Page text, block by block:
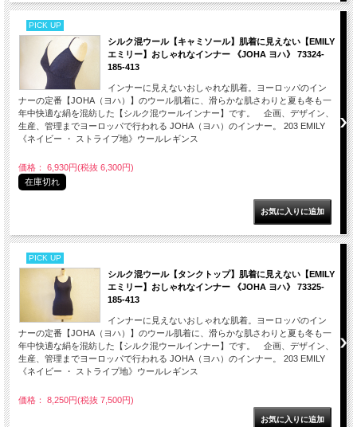
PICK UP
シルク混ウール【キャミソール】肌着に見えない【EMILY
エミリー】おしゃれなインナー 《JOHA ヨハ》 73324-
185-413
インナーに見えないおしゃれな肌着。ヨーロッパのイン
ナーの定番【JOHA（ヨハ）】のウール肌着に、滑らかな肌さわりと夏も冬も一
年中快適な絹を混紡した【シルク混ウールインナー】です。 企画、デザイン、
生産、管理までヨーロッパで行われる JOHA（ヨハ）のインナー。 203 EMILY
《ネイビー ・ ストライプ地》ウールレギンス
価格： 6,930円(税抜 6,300円)
在庫切れ
PICK UP
シルク混ウール【タンクトップ】肌着に見えない【EMILY
エミリー】おしゃれなインナー 《JOHA ヨハ》 73325-
185-413
インナーに見えないおしゃれな肌着。ヨーロッパのイン
ナーの定番【JOHA（ヨハ）】のウール肌着に、滑らかな肌さわりと夏も冬も一
年中快適な絹を混紡した【シルク混ウールインナー】です。 企画、デザイン、
生産、管理までヨーロッパで行われる JOHA（ヨハ）のインナー。 203 EMILY
《ネイビー ・ ストライプ地》ウールレギンス
価格： 8,250円(税抜 7,500円)